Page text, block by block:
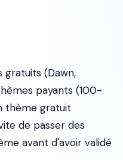
(Dawn,
payants (100-
thème gratuit
de passer des
avant d'avoir validé